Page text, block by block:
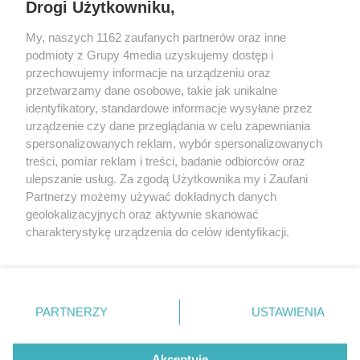
Redakcja Reklama Prywatność
Praca Łódź
the:protocol
Facebook.com
Youtube.com
Drogi Użytkowniku,
My, naszych 1162 zaufanych partnerów oraz inne
podmioty z Grupy 4media uzyskujemy dostęp i
przechowujemy informacje na urządzeniu oraz
przetwarzamy dane osobowe, takie jak unikalne
identyfikatory, standardowe informacje wysyłane przez
urządzenie czy dane przeglądania w celu zapewniania
spersonalizowanych reklam, wybór spersonalizowanych
treści, pomiar reklam i treści, badanie odbiorców oraz
ulepszanie usług. Za zgodą Użytkownika my i Zaufani
Partnerzy możemy używać dokładnych danych
geolokalizacyjnych oraz aktywnie skanować
charakterystykę urządzenia do celów identyfikacji.
zmienić/wycofać klikając przycisk ustawień prywatności
znajdujący się w lewym dolnym rogu strony
. Niektóre
użytkownika, ale masz prawo sprzeciwić się takiemu
PARTNERZY USTAWIENIA